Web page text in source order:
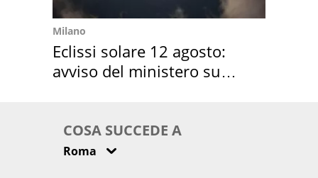
Milano
Eclissi solare 12 agosto:
avviso del ministero su